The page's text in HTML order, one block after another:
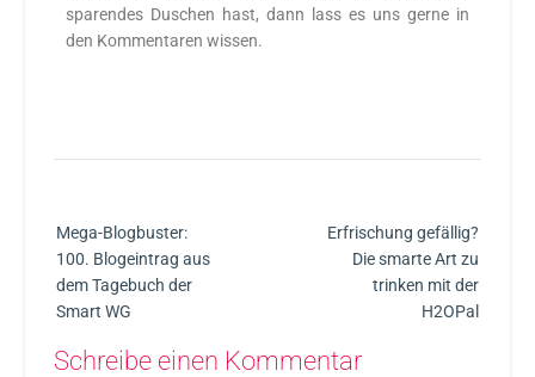
sparendes Duschen hast, dann lass es uns gerne in
den Kommentaren wissen.
Mega-Blogbuster:
100. Blogeintrag aus
dem Tagebuch der
Smart WG
Erfrischung gefällig?
Die smarte Art zu
trinken mit der
H2OPal
Schreibe einen Kommentar